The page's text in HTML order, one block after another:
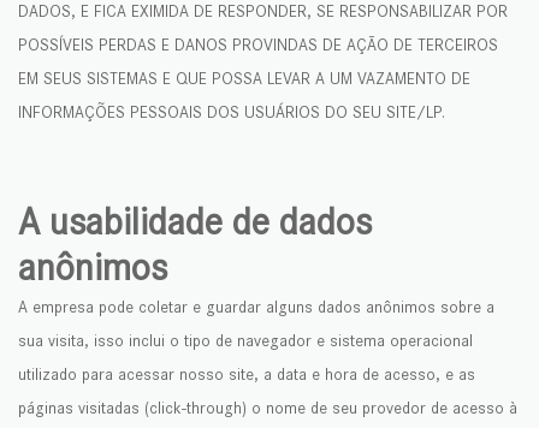
DADOS, E FICA EXIMIDA DE RESPONDER, SE RESPONSABILIZAR POR
POSSÍVEIS PERDAS E DANOS PROVINDAS DE AÇÃO DE TERCEIROS
EM SEUS SISTEMAS E QUE POSSA LEVAR A UM VAZAMENTO DE
INFORMAÇÕES PESSOAIS DOS USUÁRIOS DO SEU SITE/LP.
A usabilidade de dados
anônimos
A empresa pode coletar e guardar alguns dados anônimos sobre a
sua visita, isso inclui o tipo de navegador e sistema operacional
utilizado para acessar nosso site, a data e hora de acesso, e as
páginas visitadas (click-through) o nome de seu provedor de acesso à